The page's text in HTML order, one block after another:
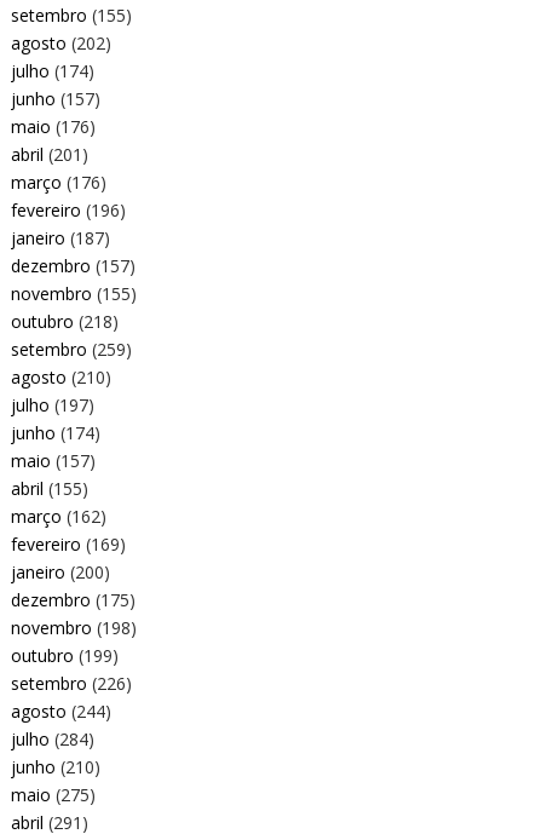
setembro (155)
agosto (202)
julho (174)
junho (157)
maio (176)
abril (201)
março (176)
fevereiro (196)
janeiro (187)
dezembro (157)
novembro (155)
outubro (218)
setembro (259)
agosto (210)
julho (197)
junho (174)
maio (157)
abril (155)
março (162)
fevereiro (169)
janeiro (200)
dezembro (175)
novembro (198)
outubro (199)
setembro (226)
agosto (244)
julho (284)
junho (210)
maio (275)
abril (291)